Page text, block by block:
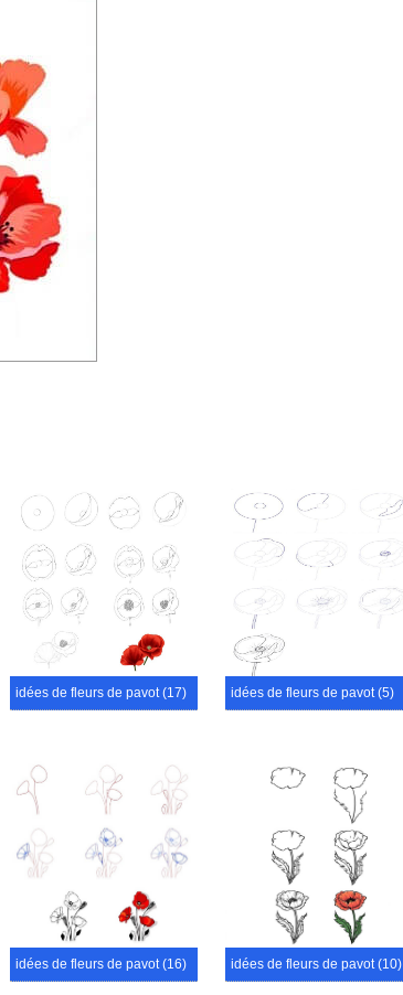
idées de fleurs de pavot (17) idées de fleurs de pavot (5)
idées de fleurs de pavot (16) idées de fleurs de pavot (10)